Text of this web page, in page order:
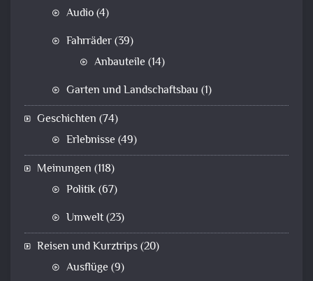
Audio(4)
Fahrräder(39)
Anbauteile (14)
Garten und Landschaftsbau (1)
Geschichten (74)
Erlebnisse (49)
Meinungen (118)
Politik(67)
Umwelt(23)
Reisen und Kurztrips(20)
Ausflüge (9)